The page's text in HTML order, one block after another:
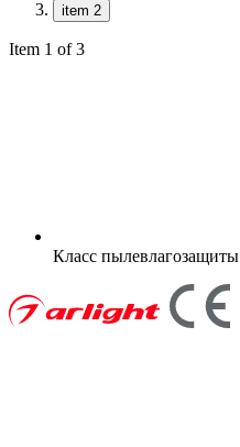
item 2
Item 1 of 3
Класс пылевлагозащиты